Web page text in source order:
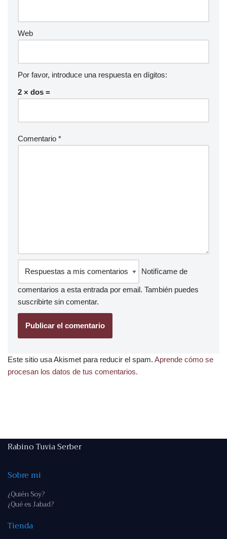
Web
Por favor, introduce una respuesta en dígitos:
2 × dos =
Comentario *
Notifícame de
comentarios a esta entrada por email. También puedes
suscribirte sin comentar.
Este sitio usa Akismet para reducir el spam. Aprende cómo se
procesan los datos de tus comentarios.
Rabino Tuvia Serber
Sobre mi
¿Quién Soy?
¿Qué es Jabad?
Tienda